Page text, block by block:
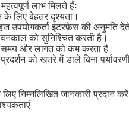
लाभ मिलते हैंः
के लिए बेहतर दृश्यता।
उपयोगकर्ता इंटरफ़ेस की अनुमति
को सुनिश्चित करती है।
और लागत को कम करता है।
को खतरे में डाले बिना
निम्नलिखित जानकारी प्रदान